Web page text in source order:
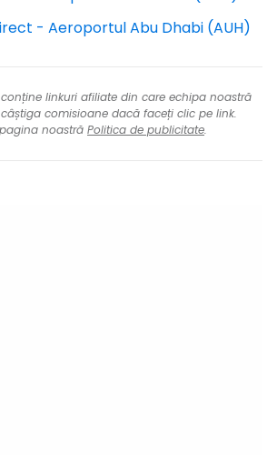
- Aeroportul Abu Dhabi (AUH)
linkuri afiliate din care echipa noastră
comisioane dacă faceți clic pe link.
noastră Politica de publicitate.